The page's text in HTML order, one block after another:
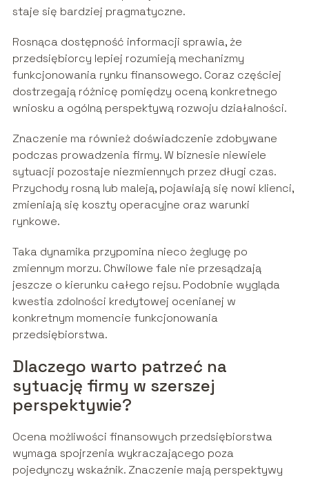
staje się bardziej pragmatyczne.
Rosnąca dostępność informacji sprawia, że
przedsiębiorcy lepiej rozumieją mechanizmy
funkcjonowania rynku finansowego. Coraz częściej
dostrzegają różnicę pomiędzy oceną konkretnego
wniosku a ogólną perspektywą rozwoju działalności.
Znaczenie ma również doświadczenie zdobywane
podczas prowadzenia firmy. W biznesie niewiele
sytuacji pozostaje niezmiennych przez długi czas.
Przychody rosną lub maleją, pojawiają się nowi klienci,
zmieniają się koszty operacyjne oraz warunki
rynkowe.
Taka dynamika przypomina nieco żeglugę po
zmiennym morzu. Chwilowe fale nie przesądzają
jeszcze o kierunku całego rejsu. Podobnie wygląda
kwestia zdolności kredytowej ocenianej w
konkretnym momencie funkcjonowania
przedsiębiorstwa.
Dlaczego warto patrzeć na
sytuację firmy w szerszej
perspektywie?
Ocena możliwości finansowych przedsiębiorstwa
wymaga spojrzenia wykraczającego poza
pojedynczy wskaźnik. Znaczenie mają perspektywy